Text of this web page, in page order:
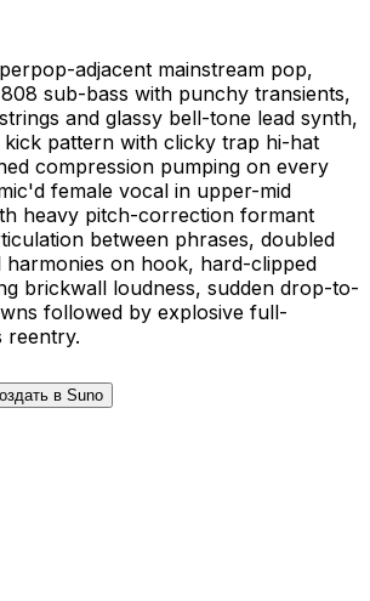
adjacent mainstream pop,
sub-bass with punchy transients,
and glassy bell-tone lead synth,
pattern with clicky trap hi-hat
compression pumping on every
female vocal in upper-mid
heavy pitch-correction formant
between phrases, doubled
harmonies on hook, hard-clipped
brickwall loudness, sudden drop-to-
followed by explosive full-
reentry.
в Suno